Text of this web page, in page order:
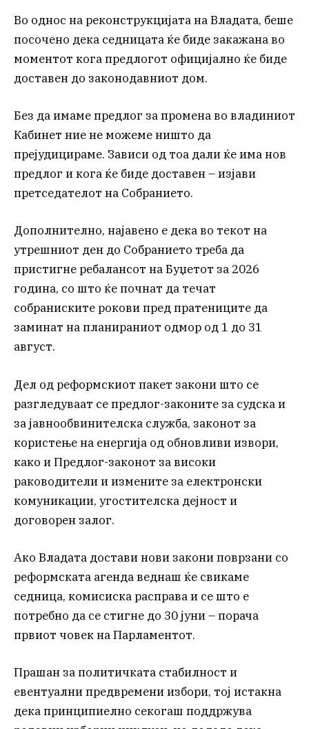
Во однос на реконструкцијата на Владата, беше
посочено дека седницата ќе биде закажана во
моментот кога предлогот официјално ќе биде
доставен до законодавниот дом.
Без да имаме предлог за промена во владиниот
Кабинет ние не можеме ништо да
прејудицираме. Зависи од тоа дали ќе има нов
предлог и кога ќе биде доставен – изјави
претседателот на Собранието.
Дополнително, најавено е дека во текот на
утрешниот ден до Собранието треба да
пристигне ребалансот на Буџетот за 2026
година, со што ќе почнат да течат
собраниските рокови пред пратениците да
заминат на планираниот одмор од 1 до 31
август.
Дел од реформскиот пакет закони што се
разгледуваат се предлог-законите за судска и
за јавнообвинителска служба, законот за
користење на енергија од обновливи извори,
како и Предлог-законот за високи
раководители и измените за електронски
комуникации, угостителска дејност и
договорен залог.
Ако Владата достави нови закони поврзани со
реформската агенда веднаш ќе свикаме
седница, комисиска расправа и се што е
потребно да се стигне до 30 јуни – порача
првиот човек на Парламентот.
Прашан за политичката стабилност и
евентуални предвремени избори, тој истакна
дека принципиелно секогаш поддржува